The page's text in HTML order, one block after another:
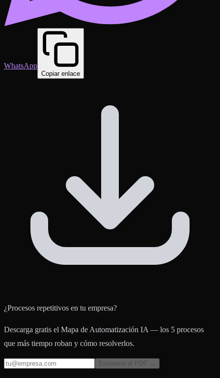
WhatsApp
Copiar enlace
¿Procesos repetitivos en tu empresa?
Descarga gratis el Mapa de Automatización IA — los 5 procesos
que más tiempo roban y cómo resolverlos.
Enviarme el PDF →